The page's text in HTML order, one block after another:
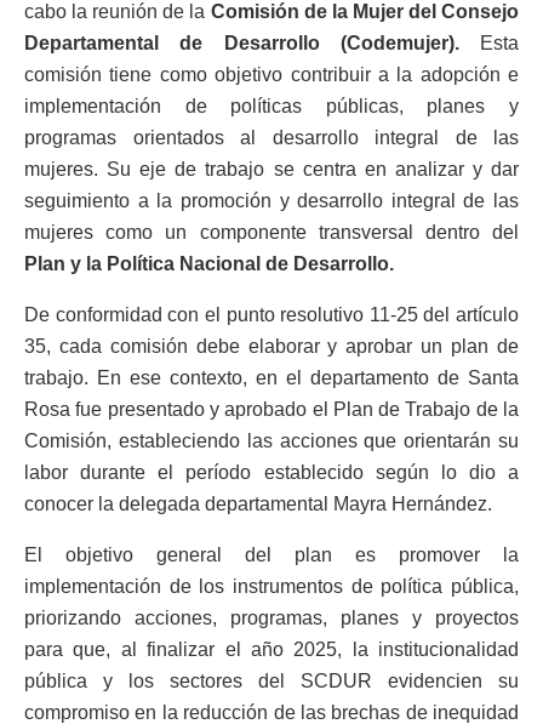
cabo la reunión de la Comisión de la Mujer del Consejo
Departamental de Desarrollo (Codemujer).
Esta
comisión tiene como objetivo contribuir a la adopción e
implementación de políticas públicas, planes y
programas orientados al desarrollo integral de las
mujeres. Su eje de trabajo se centra en analizar y dar
seguimiento a la promoción y desarrollo integral de las
mujeres como un componente transversal dentro del
Plan y la Política Nacional de Desarrollo.
De conformidad con el punto resolutivo 11-25 del artículo
35, cada comisión debe elaborar y aprobar un plan de
trabajo. En ese contexto, en el departamento de Santa
Rosa fue presentado y aprobado el Plan de Trabajo de la
Comisión, estableciendo las acciones que orientarán su
labor durante el período establecido según lo dio a
conocer la delegada departamental Mayra Hernández.
El objetivo general del plan es promover la
implementación de los instrumentos de política pública,
priorizando acciones, programas, planes y proyectos
para que, al finalizar el año 2025, la institucionalidad
pública y los sectores del SCDUR evidencien su
compromiso en la reducción de las brechas de inequidad